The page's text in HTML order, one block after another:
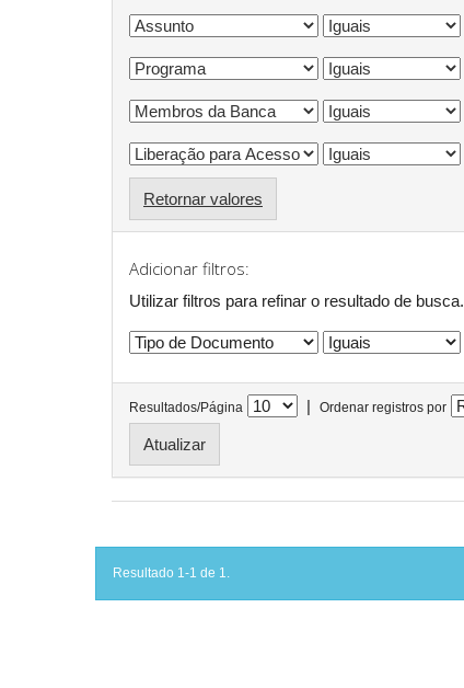
Retornar valores
Adicionar filtros:
Utilizar filtros para refinar o resultado de busca.
Resultados/Página | Ordenar registros por
Resultado 1-1 de 1.